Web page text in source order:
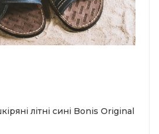
літні сині Bonis Original